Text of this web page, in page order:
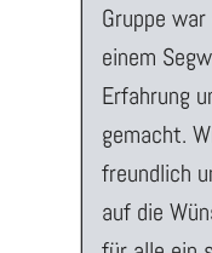
Gruppe
einem
Erfahrung
gemacht.
freundlich
auf die